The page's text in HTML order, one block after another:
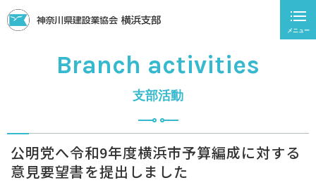
メニュー
Branch activities
支部活動
公明党へ令和9年度横浜市予算編成に対する
意見要望書を提出しました